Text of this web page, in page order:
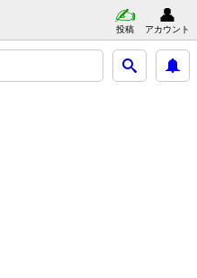
投稿 アカウント